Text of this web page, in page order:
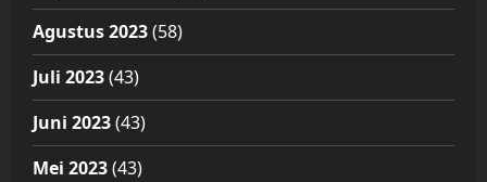
Agustus 2023(58)
Juli 2023(43)
Juni 2023(43)
Mei 2023(43)